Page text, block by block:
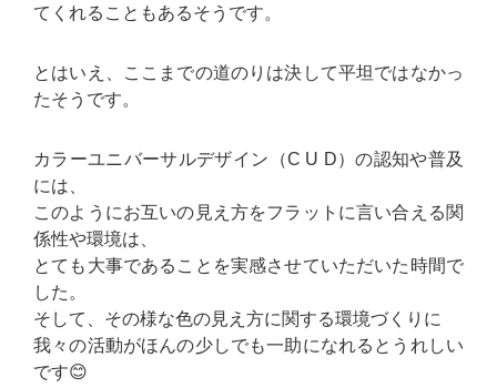
てくれることもあるそうです。
とはいえ、ここまでの道のりは決して平坦ではなかっ
たそうです。
カラーユニバーサルデザイン（C U D）の認知や普及
には、
このようにお互いの見え方をフラットに言い合える関
係性や環境は、
とても大事であることを実感させていただいた時間で
した。
そして、その様な色の見え方に関する環境づくりに
我々の活動がほんの少しでも一助になれるとうれしい
です😊